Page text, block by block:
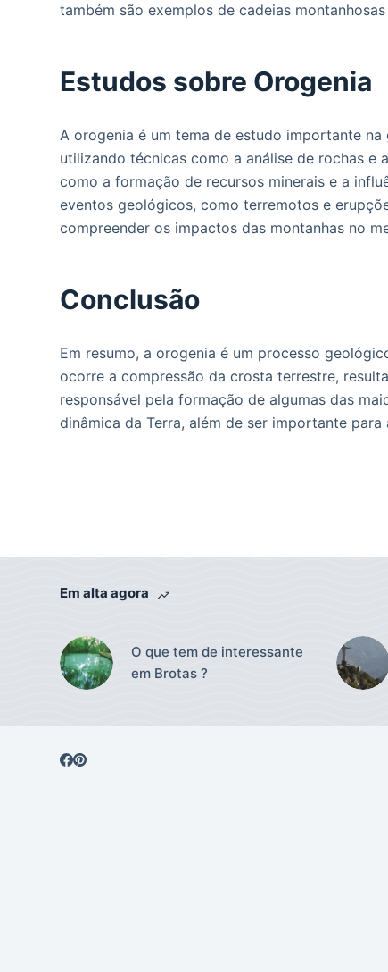
também são exemplos de cadeias
Estudos sobre Orogenia
A orogenia é um tema de estudo importante
utilizando técnicas como a análise de rochas e
como a formação de recursos minerais e a
eventos geológicos, como terremotos e
compreender os impactos das montanhas no
Conclusão
Em resumo, a orogenia é um processo
ocorre a compressão da crosta terrestre,
responsável pela formação de algumas das
dinâmica da Terra, além de ser importante
Em alta agora
O que tem de interessante
em Brotas ?